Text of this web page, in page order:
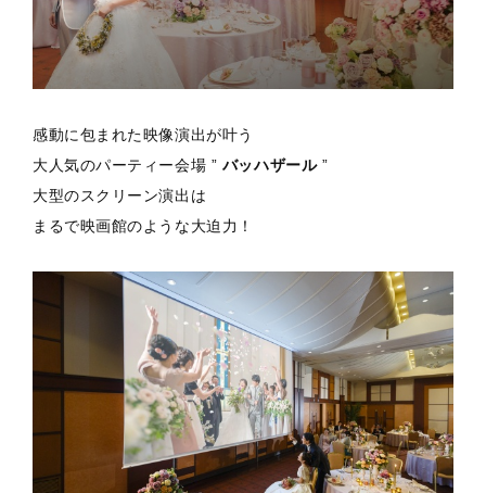
感動に包まれた映像演出が叶う
大人気のパーティー会場 ” バッハザール”
大型のスクリーン演出は
まるで映画館のような大迫力！